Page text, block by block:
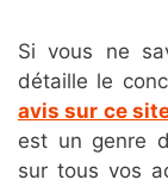
Si vous ne
détaille le
avis sur ce
est un genre
sur tous vos